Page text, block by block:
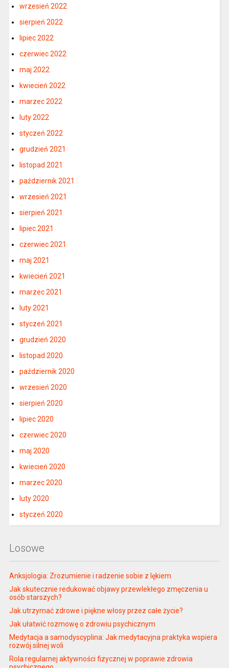
wrzesień 2022
sierpień 2022
lipiec 2022
czerwiec 2022
maj 2022
kwiecień 2022
marzec 2022
luty 2022
styczeń 2022
grudzień 2021
listopad 2021
październik 2021
wrzesień 2021
sierpień 2021
lipiec 2021
czerwiec 2021
maj 2021
kwiecień 2021
marzec 2021
luty 2021
styczeń 2021
grudzień 2020
listopad 2020
październik 2020
wrzesień 2020
sierpień 2020
lipiec 2020
czerwiec 2020
maj 2020
kwiecień 2020
marzec 2020
luty 2020
styczeń 2020
Losowe
Anksjologia: Zrozumienie i radzenie sobie z lękiem
Jak skutecznie redukować objawy przewlekłego zmęczenia u
osób starszych?
Jak utrzymać zdrowe i piękne włosy przez całe życie?
Jak ułatwić rozmowę o zdrowiu psychicznym
Medytacja a samodyscyplina: Jak medytacyjna praktyka wspiera
rozwój silnej woli
Rola regularnej aktywności fizycznej w poprawie zdrowia